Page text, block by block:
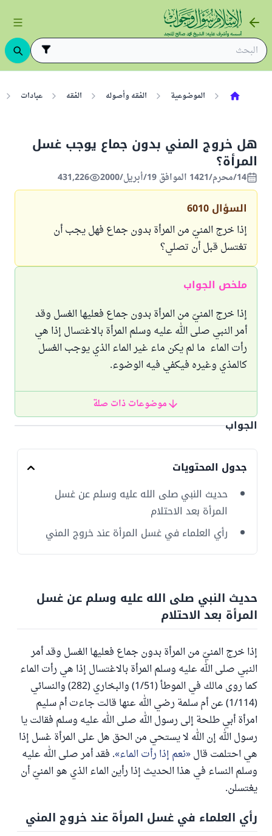
الموضوعية الفقه وأصوله الفقه عبادات
هل خروج المني بدون جماع يوجب غسل
المرأة؟
14/محرم/1421 الموافق 19/أبريل/2000 431,226
السؤال 6010
إذا خرج المنيّ من المرأة بدون جماع فهل يجب أن
تغتسل قبل أن تصلي؟
ملخص الجواب
إذا خرج المنيّ من المرأة بدون جماع فعليها الغسل وقد
أمر النبي صلى الله عليه وسلم المرأة بالاغتسال إذا هي
رأت الماء ما لم يكن ماء غير الماء الذي يوجب الغسل
كالمذي وغيره فيكفي فيه الوضوء.
موضوعات ذات صلة
الجواب
جدول المحتويات
حديث النبي صلى الله عليه وسلم عن غسل
المرأة بعد الاحتلام
رأي العلماء في غسل المرأة عند خروج المني
حديث النبي صلى الله عليه وسلم عن غسل
المرأة بعد الاحتلام
إذا خرج المنيّ من المرأة بدون جماع فعليها الغسل وقد أمر
النبي صلى الله عليه وسلم المرأة بالاغتسال إذا هي رأت الماء
كما روى مالك في الموطأ (1/51) والبخاري (282) والنسائي
(1/114) عن أم سلمة رضي الله عنها قالت جاءت أم سليم
امرأة أبي طلحة إلى رسول الله صلى الله عليه وسلم فقالت يا
رسول الله إن الله لا يستحي من الحق هل على المرأة غسل إذا
هي احتلمت قال نعم إذا رأت الماء . فقد أمر صلى الله عليه
وسلم النساء في هذا الحديث إذا رأين الماء الذي هو المنيّ أن
يغتسلن.
رأي العلماء في غسل المرأة عند خروج المني